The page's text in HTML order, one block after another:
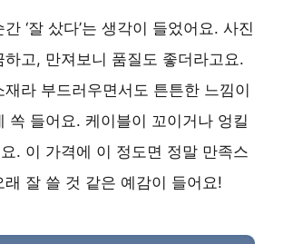
‘잘 샀다’는 생각이 들었어요. 사진
하고, 만져보니 품질도 좋더라고요.
라 부드러우면서도 튼튼한 느낌이
쏙 들어요. 케이블이 꼬이거나 엉킬
. 이 가격에 이 정도면 정말 만족스
래 잘 쓸 것 같은 예감이 들어요!